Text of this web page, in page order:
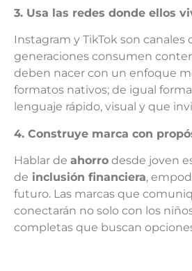
3. Usa las redes donde ellos
Instagram y TikTok son canales
generaciones consumen
deben nacer con un enfoque
formatos nativos; de igual
lenguaje rápido, visual y que
4. Construye marca con
Hablar de ahorro desde joven
de inclusión financiera,
futuro. Las marcas que
conectarán no solo con los
completas que buscan